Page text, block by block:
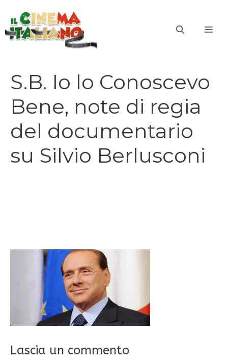
contenuto
S.B. Io lo Conoscevo
Bene, note di regia
del documentario
su Silvio Berlusconi
Lascia un commento